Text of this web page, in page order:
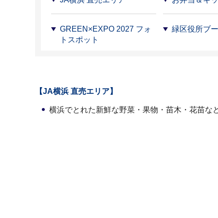
GREEN×EXPO 2027 フォ
トスポット
緑区役所ブ
【JA横浜 直売エリア】
横浜でとれた新鮮な野菜・果物・苗木・花苗な